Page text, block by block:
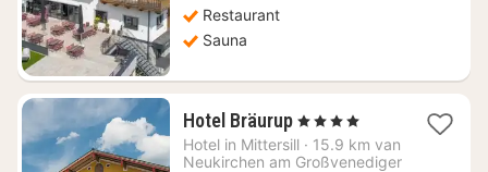
Restaurant
Sauna
Hotel Bräurup1
nacht
vanaf
, 4 Sterren
Hotel in Mittersill · 15.9 km van
Neukirchen am Großvenediger